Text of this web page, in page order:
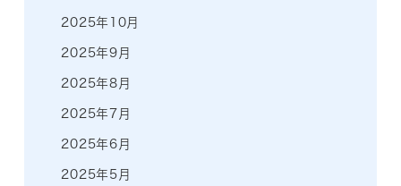
2025年10月
2025年9月
2025年8月
2025年7月
2025年6月
2025年5月